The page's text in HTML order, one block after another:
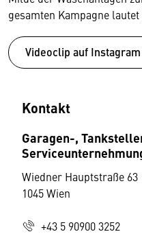
gesamten Kampagne lautet
Videoclip auf
Kontakt
Garagen-,
Wiedner Hauptstraße 63
1045 Wien
+43 5 90900 3252